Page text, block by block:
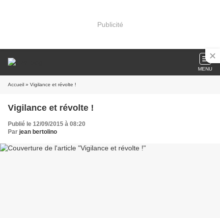
Publicité
MENU
Accueil » Vigilance et révolte !
Vigilance et révolte !
Publié le 12/09/2015 à 08:20
Par jean bertolino